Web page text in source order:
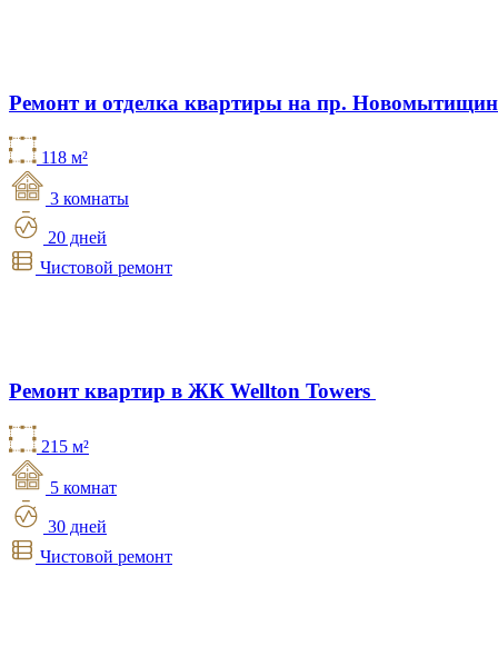
Ремонт и отделка квартиры на пр.
118 м²
3 комнаты
20 дней
Чистовой ремонт
Ремонт квартир в ЖК Wellton Towers
215 м²
5 комнат
30 дней
Чистовой ремонт